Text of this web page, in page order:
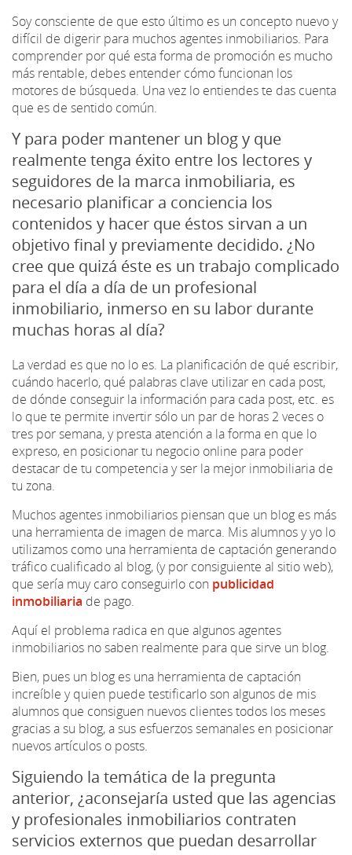
Soy consciente de que esto último es un concepto nuevo y
difícil de digerir para muchos agentes inmobiliarios. Para
comprender por qué esta forma de promoción es mucho
más rentable, debes entender cómo funcionan los
motores de búsqueda. Una vez lo entiendes te das cuenta
que es de sentido común.
Y para poder mantener un blog y que
realmente tenga éxito entre los lectores y
seguidores de la marca inmobiliaria, es
necesario planificar a conciencia los
contenidos y hacer que éstos sirvan a un
objetivo final y previamente decidido. ¿No
cree que quizá éste es un trabajo complicado
para el día a día de un profesional
inmobiliario, inmerso en su labor durante
muchas horas al día?
La verdad es que no lo es. La planificación de qué escribir,
cuándo hacerlo, qué palabras clave utilizar en cada post,
de dónde conseguir la información para cada post, etc. es
lo que te permite invertir sólo un par de horas 2 veces o
tres por semana, y presta atención a la forma en que lo
expreso, en posicionar tu negocio online para poder
destacar de tu competencia y ser la mejor inmobiliaria de
tu zona.
Muchos agentes inmobiliarios piensan que un blog es más
una herramienta de imagen de marca. Mis alumnos y yo lo
utilizamos como una herramienta de captación generando
tráfico cualificado al blog, (y por consiguiente al sitio web),
que sería muy caro conseguirlo con publicidad
inmobiliaria de pago.
Aquí el problema radica en que algunos agentes
inmobiliarios no saben realmente para que sirve un blog.
Bien, pues un blog es una herramienta de captación
increíble y quien puede testificarlo son algunos de mis
alumnos que consiguen nuevos clientes todos los meses
gracias a su blog, a sus esfuerzos semanales en posicionar
nuevos artículos o posts.
Siguiendo la temática de la pregunta
anterior, ¿aconsejaría usted que las agencias
y profesionales inmobiliarios contraten
servicios externos que puedan desarrollar